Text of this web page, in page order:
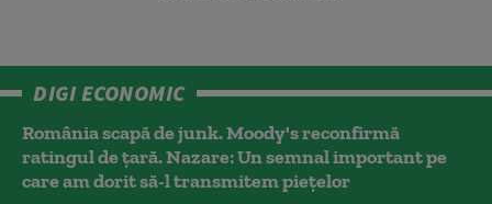
DIGI ECONOMIC
România scapă de junk. Moody's reconfirmă
ratingul de țară. Nazare: Un semnal important pe
care am dorit să-l transmitem piețelor